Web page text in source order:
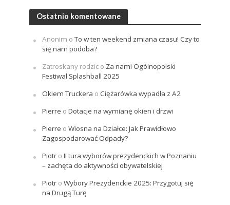
Ostatnio komentowane
Anonim oTo w ten weekend zmiana czasu! Czy to
się nam podoba?
Zatroskany rodzico Za nami Ogólnopolski
Festiwal Splashball 2025
Okiem Truckera o Ciężarówka wypadła z A2
Pierre o Dotacje na wymianę okien i drzwi
Pierre o Wiosna na Działce: Jak Prawidłowo
Zagospodarować Odpady?
Piotro II tura wyborów prezydenckich w Poznaniu
– zachęta do aktywności obywatelskiej
Piotro Wybory Prezydenckie 2025: Przygotuj się
na Drugą Turę